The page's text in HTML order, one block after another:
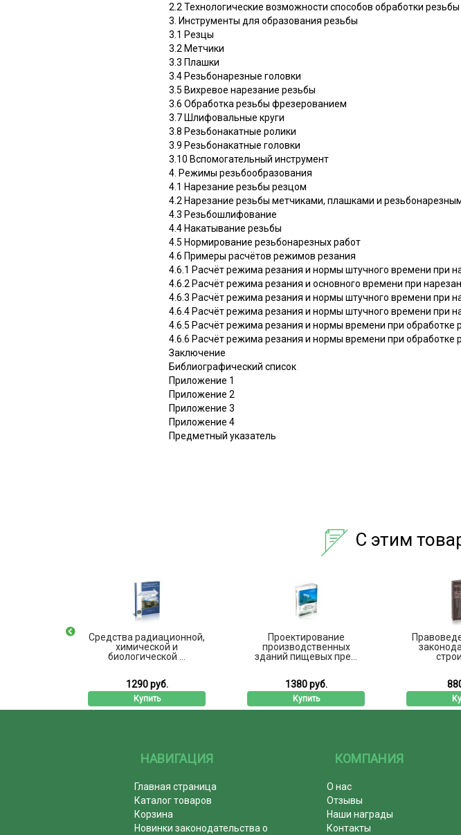
2.2 Технологические возможности способов обработки резьбы
3. Инструменты для образования резьбы
3.1 Резцы
3.2 Метчики
3.3 Плашки
3.4 Резьбонарезные головки
3.5 Вихревое нарезание резьбы
3.6 Обработка резьбы фрезерованием
3.7 Шлифовальные круги
3.8 Резьбонакатные ролики
3.9 Резьбонакатные головки
3.10 Вспомогательный инструмент
4. Режимы резьбообразования
4.1 Нарезание резьбы резцом
4.2 Нарезание резьбы метчиками, плашками и
4.3 Резьбошлифование
4.4 Накатывание резьбы
4.5 Нормирование резьбонарезных работ
4.6 Примеры расчётов режимов резания
4.6.1 Расчёт режима резания и нормы штучного времени при
4.6.2 Расчёт режима резания и основного времени при
4.6.3 Расчёт режима резания и нормы штучного времени при
4.6.4 Расчёт режима резания и нормы штучного времени при
4.6.5 Расчёт режима резания и нормы времени при
4.6.6 Расчёт режима резания и нормы времени при
Заключение
Библиографический список
Приложение 1
Приложение 2
Приложение 3
Приложение 4
Предметный указатель
С этим
Средства радиационной,
химической и
биологической ...
1290 руб.
Купить
Проектирование
производственных
зданий пищевых пре...
1380 руб.
Купить
НАВИГАЦИЯ
Главная страница
Каталог товаров
Корзина
Новинки законодательства о
КОМПАНИЯ
О нас
Отзывы
Наши награды
Контакты